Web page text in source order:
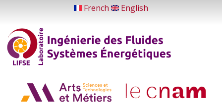
contenu
principal
French English